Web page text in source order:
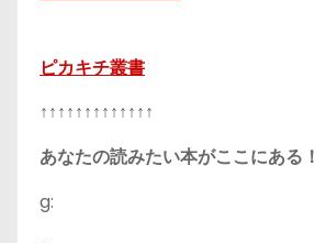
ピカキチ叢書
↑↑↑↑↑↑↑↑↑↑↑↑↑
あなたの読みたい本がここにある！
g: